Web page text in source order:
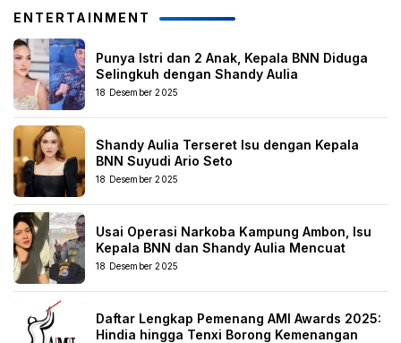
ENTERTAINMENT
Punya Istri dan 2 Anak, Kepala BNN Diduga
Selingkuh dengan Shandy Aulia
18 Desember 2025
Shandy Aulia Terseret Isu dengan Kepala
BNN Suyudi Ario Seto
18 Desember 2025
Usai Operasi Narkoba Kampung Ambon, Isu
Kepala BNN dan Shandy Aulia Mencuat
18 Desember 2025
Daftar Lengkap Pemenang AMI Awards 2025:
Hindia hingga Tenxi Borong Kemenangan